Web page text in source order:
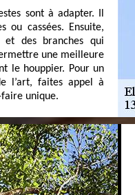
sont à adapter. Il
ou cassées. Ensuite,
et des branches qui
une meilleure
le houppier. Pour un
l’art, faites appel à
faire unique.